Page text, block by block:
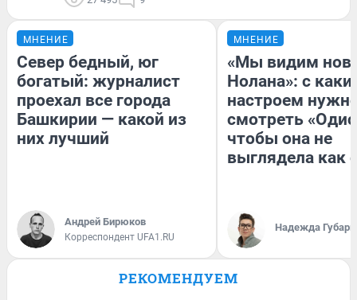
МНЕНИЕ
Север бедный, юг
богатый: журналист
проехал все города
Башкирии — какой из
них лучший
Андрей Бирюков
Корреспондент UFA1.RU
МНЕНИЕ
«Мы видим
Нолана»: с
настроем
смотреть
чтобы она не
выглядела как
Надежда Губарь
РЕКОМЕНДУЕМ